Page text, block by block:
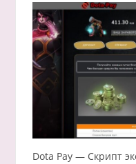
Dota Pay — Скрипт